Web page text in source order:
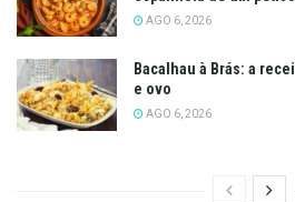
AGO 6, 2026
Bacalhau à Brás: a
e ovo
AGO 6, 2026